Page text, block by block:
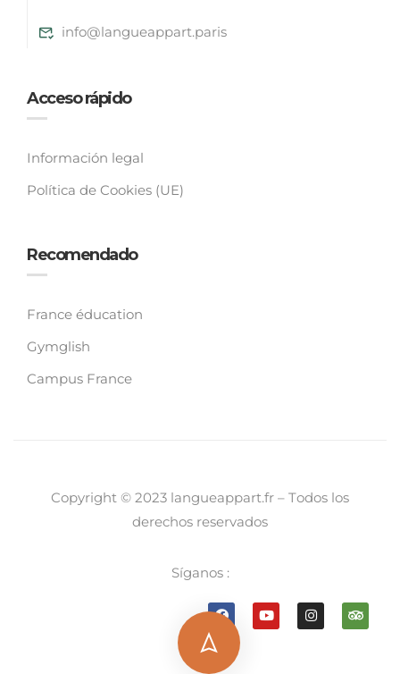
info@langueappart.paris
Acceso rápido
Información legal
Política de Cookies (UE)
Recomendado
France éducation
Gymglish
Campus France
Copyright © 2023 langueappart.fr – Todos los
derechos reservados
Síganos: